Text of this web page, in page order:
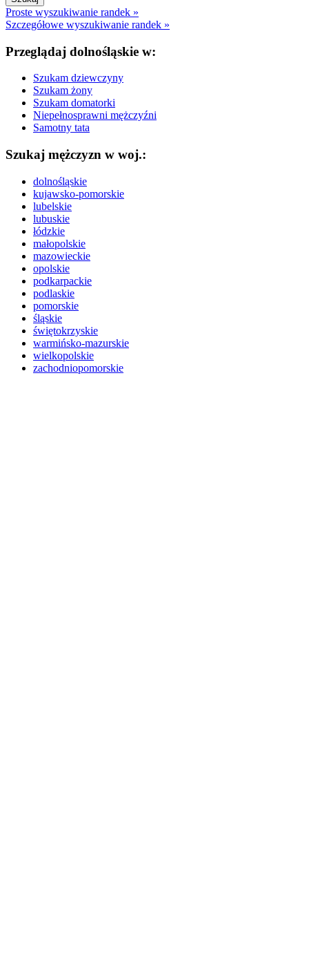
Proste wyszukiwanie randek »
Szczegółowe wyszukiwanie randek »
Przeglądaj dolnośląskie w:
Szukam dziewczyny
Szukam żony
Szukam domatorki
Niepełnosprawni mężczyźni
Samotny tata
Szukaj mężczyzn w woj.:
dolnośląskie
kujawsko-pomorskie
lubelskie
lubuskie
łódzkie
małopolskie
mazowieckie
opolskie
podkarpackie
podlaskie
pomorskie
śląskie
świętokrzyskie
warmińsko-mazurskie
wielkopolskie
zachodniopomorskie